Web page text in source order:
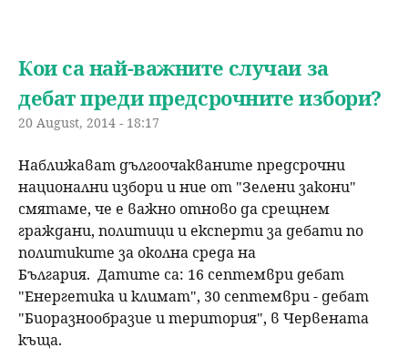
Кои са най-важните случаи за
дебат преди предсрочните избори?
20 August, 2014 - 18:17
Наближават дългоочакваните предсрочни
национални избори и ние от "Зелени закони"
смятаме, че е важно отново да срещнем
граждани, политици и експерти за дебати по
политиките за околна среда на
България. Датите са: 16 септември дебат
"Енергетика и климат", 30 септември - дебат
"Биоразнообразие и територия", в Червената
къща.